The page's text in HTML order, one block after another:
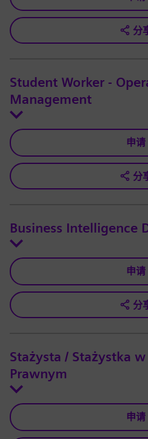
分
Student Worker -
Management
申请
分
Business Intelligence
申请
分
Stażysta / Stażystka
Prawnym
申请